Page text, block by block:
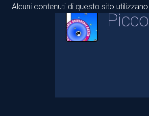
Alcuni contenuti di questo sito